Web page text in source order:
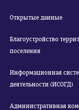
Открытые данные
Благоустройство
поселения
Информационная
деятельности (ИСОГД)
Административная